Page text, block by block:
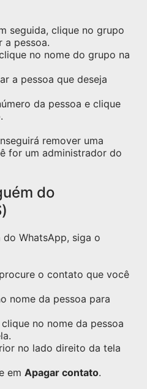
seguida, clique no grupo
a pessoa.
no nome do grupo na
a pessoa que deseja
da pessoa e clique
.
remover uma
for um administrador do
do
do WhatsApp, siga o
o contato que você
nome da pessoa para
no nome da pessoa
no lado direito da tela
em Apagar contato.